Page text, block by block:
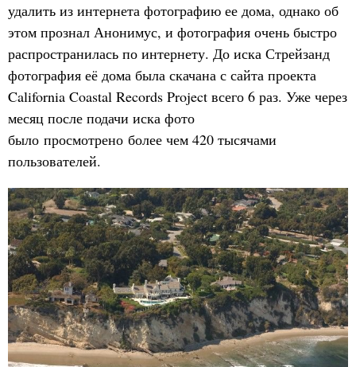
удалить из интернета фотографию ее дома, однако об
этом прознал Анонимус, и фотография очень быстро
распространилась по интернету. До иска Стрейзанд
фотография её дома была скачана с сайта проекта
California Coastal Records Project всего 6 раз. Уже через
месяц после подачи иска фото
было просмотрено более чем 420 тысячами
пользователей.